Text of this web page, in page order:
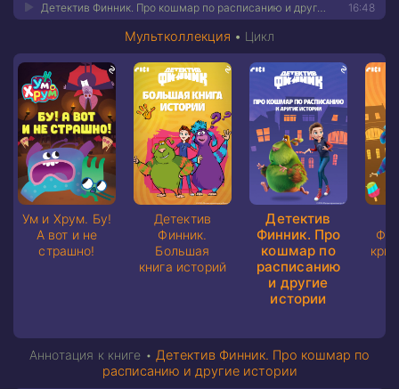
16:48
Детектив Финник. Про кошмар по расписанию и другие истории 05
Мультколлекция • Цикл
Ум и Хрум. Бу!
А вот и не
страшно!
Детектив
Финник.
Большая
книга историй
Детектив
Финник. Про
кошмар по
расписанию
и другие
истории
Аннотация к книге • Детектив Финник. Про кошмар по
расписанию и другие истории